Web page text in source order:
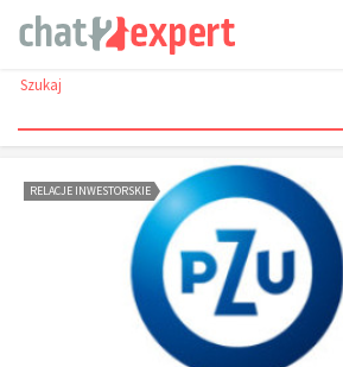
Szukaj
RELACJE INWESTORSKIE